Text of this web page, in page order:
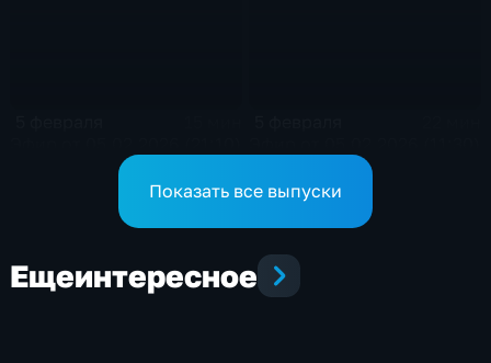
Показать все выпуски
Ещеинтересное